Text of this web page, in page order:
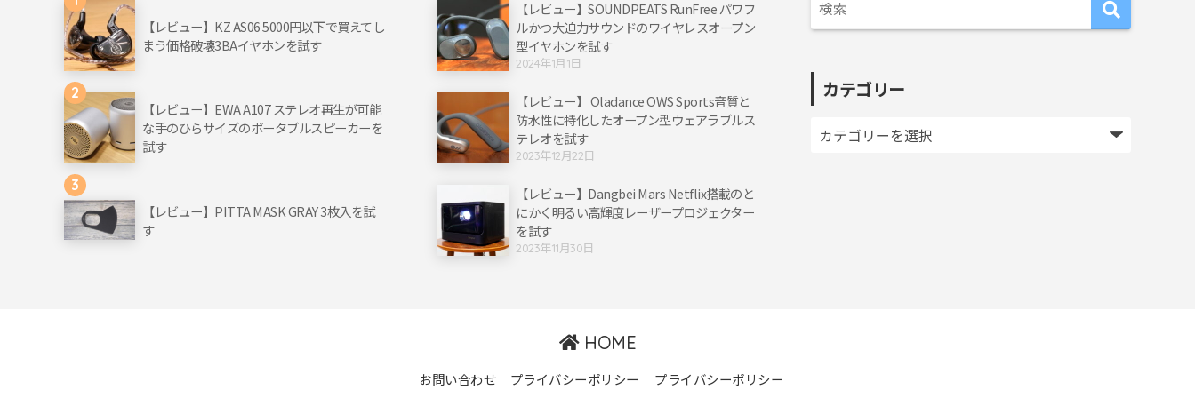
【レビュー】KZ AS06 5000円以下で買えてし
まう価格破壊3BAイヤホンを試す
2
【レビュー】EWA A107 ステレオ再生が可能
な手のひらサイズのポータブルスピーカーを
試す
3
【レビュー】PITTA MASK GRAY 3枚入を試
す
【レビュー】SOUNDPEATS RunFree パワフ
ルかつ大迫力サウンドのワイヤレスオープン
型イヤホンを試す
2024年1月1日
【レビュー】 Oladance OWS Sports音質と
防水性に特化したオープン型ウェアラブルス
テレオを試す
2023年12月22日
【レビュー】Dangbei Mars Netflix搭載のと
にかく明るい高輝度レーザープロジェクター
を試す
2023年11月30日
カテゴリー
HOME
お問い合わせ プライバシーポリシー プライバシーポリシー